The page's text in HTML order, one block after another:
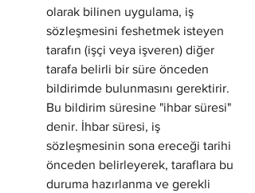
olarak bilinen uygulama, iş
sözleşmesini feshetmek isteyen
tarafın (işçi veya işveren) diğer
tarafa belirli bir süre önceden
bildirimde bulunmasını gerektirir.
Bu bildirim süresine "ihbar süresi"
denir. İhbar süresi, iş
sözleşmesinin sona ereceği tarihi
önceden belirleyerek, taraflara bu
duruma hazırlanma ve gerekli